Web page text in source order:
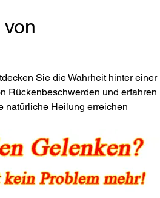
Sie die Wahrheit hinter einer
Rückenbeschwerden und erfahren
natürliche Heilung erreichen